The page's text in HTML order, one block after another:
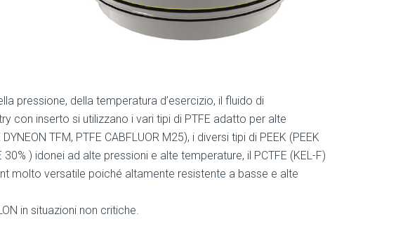
pressione, della temperatura d’esercizio, il fluido di
con inserto si utilizzano i vari tipi di PTFE adatto per alte
TFM, PTFE CABFLUOR M25), i diversi tipi di PEEK (PEEK
30% ) idonei ad alte pressioni e alte temperature, il PCTFE (KEL-F)
molto versatile poiché altamente resistente a basse e alte
in situazioni non critiche.